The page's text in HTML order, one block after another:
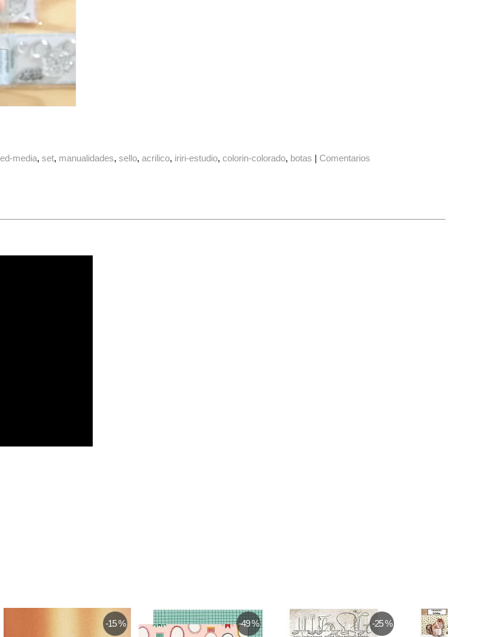
media set manualidades sello acrilico iriri-estudio colorin-colorado botas | Comentarios
-25 % -15 %